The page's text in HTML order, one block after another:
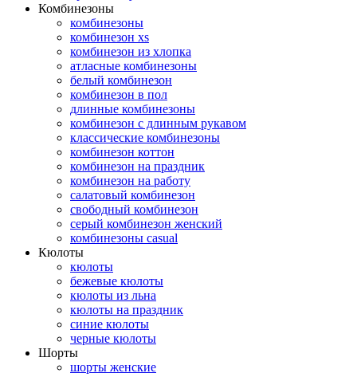
Комбинезоны
комбинезоны
комбинезон xs
комбинезон из хлопка
атласные комбинезоны
белый комбинезон
комбинезон в пол
длинные комбинезоны
комбинезон с длинным рукавом
классические комбинезоны
комбинезон коттон
комбинезон на праздник
комбинезон на работу
салатовый комбинезон
свободный комбинезон
серый комбинезон женский
комбинезоны casual
Кюлоты
кюлоты
бежевые кюлоты
кюлоты из льна
кюлоты на праздник
синие кюлоты
черные кюлоты
Шорты
шорты женские